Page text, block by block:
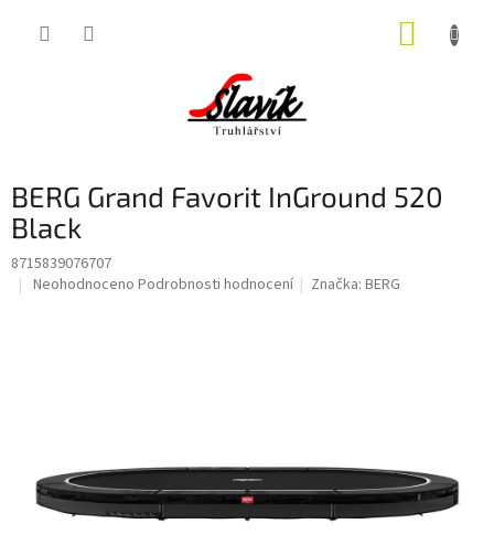
BERG Grand Favorit InGround 520
Black
8715839076707
Průměrné
Neohodnoceno Podrobnosti hodnocení Značka:BERG